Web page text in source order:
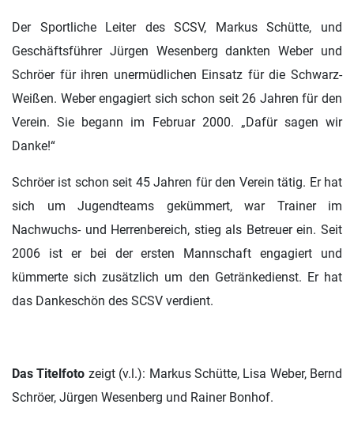
Der Sportliche Leiter des SCSV, Markus Schütte, und
Geschäftsführer Jürgen Wesenberg dankten Weber und
Schröer für ihren unermüdlichen Einsatz für die Schwarz-
Weißen. Weber engagiert sich schon seit 26 Jahren für den
Verein. Sie begann im Februar 2000. „Dafür sagen wir
Danke!“
Schröer ist schon seit 45 Jahren für den Verein tätig. Er hat
sich um Jugendteams gekümmert, war Trainer im
Nachwuchs- und Herrenbereich, stieg als Betreuer ein. Seit
2006 ist er bei der ersten Mannschaft engagiert und
kümmerte sich zusätzlich um den Getränkedienst. Er hat
das Dankeschön des SCSV verdient.
Das Titelfoto zeigt (v.l.): Markus Schütte, Lisa Weber, Bernd
Schröer, Jürgen Wesenberg und Rainer Bonhof.